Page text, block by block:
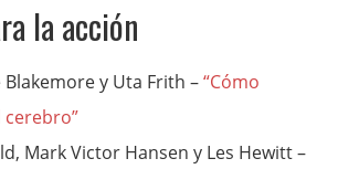
la acción
Blakemore y Uta Frith –“Cómo
Mark Victor Hansen y Les Hewitt –